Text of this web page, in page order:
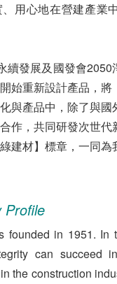
用心地在營建產業
續發展及國發會2050
始重新設計產品，將
與產品中，除了與
作，共同研發次世代
建材】標章，一同為
Profile
founded in 1951. In
can succeed
the construction